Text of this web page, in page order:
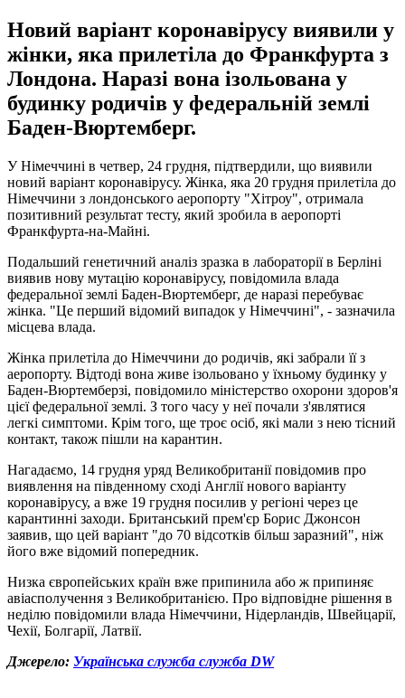
Новий варіант коронавірусу виявили у
жінки, яка прилетіла до Франкфурта з
Лондона. Наразі вона ізольована у
будинку родичів у федеральній землі
Баден-Вюртемберг.
У Німеччині в четвер, 24 грудня, підтвердили, що виявили
новий варіант коронавірусу. Жінка, яка 20 грудня прилетіла до
Німеччини з лондонського аеропорту "Хітроу", отримала
позитивний результат тесту, який зробила в аеропорті
Франкфурта-на-Майні.
Подальший генетичний аналіз зразка в лабораторії в Берліні
виявив нову мутацію коронавірусу, повідомила влада
федеральної землі Баден-Вюртемберг, де наразі перебуває
жінка. "Це перший відомий випадок у Німеччині", - зазначила
місцева влада.
Жінка прилетіла до Німеччини до родичів, які забрали її з
аеропорту. Відтоді вона живе ізольовано у їхньому будинку у
Баден-Вюртемберзі, повідомило міністерство охорони здоров'я
цієї федеральної землі. З того часу у неї почали з'являтися
легкі симптоми. Крім того, ще троє осіб, які мали з нею тісний
контакт, також пішли на карантин.
Нагадаємо, 14 грудня уряд Великобританії повідомив про
виявлення на південному сході Англії нового варіанту
коронавірусу, а вже 19 грудня посилив у регіоні через це
карантинні заходи. Британський прем'єр Борис Джонсон
заявив, що цей варіант "до 70 відсотків більш заразний", ніж
його вже відомий попередник.
Низка європейських країн вже припинила або ж припиняє
авіасполучення з Великобританією. Про відповідне рішення в
неділю повідомили влада Німеччини, Нідерландів, Швейцарії,
Чехії, Болгарії, Латвії.
Джерело: Українська служба служба DW